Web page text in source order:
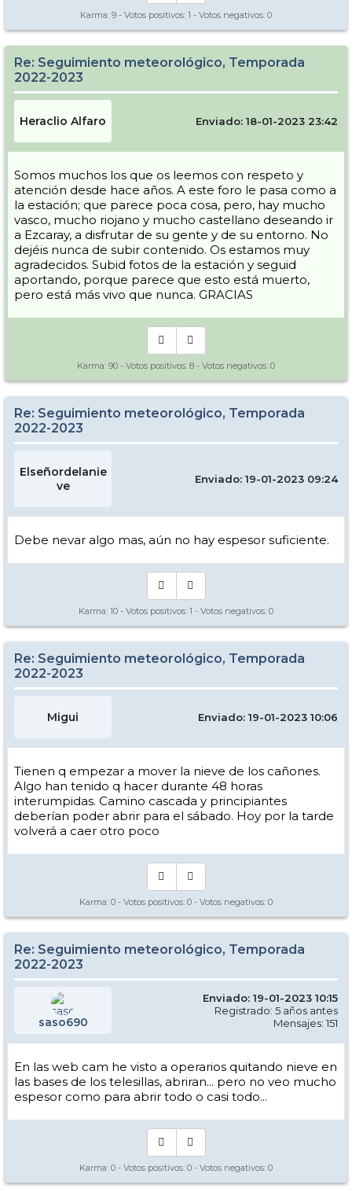
Karma: 9 - Votos positivos: 1 - Votos negativos: 0
Re: Seguimiento meteorológico, Temporada
2022-2023
Heraclio Alfaro Enviado: 18-01-2023 23:42
Somos muchos los que os leemos con respeto y
atención desde hace años. A este foro le pasa como a
la estación; que parece poca cosa, pero, hay mucho
vasco, mucho riojano y mucho castellano deseando ir
a Ezcaray, a disfrutar de su gente y de su entorno. No
dejéis nunca de subir contenido. Os estamos muy
agradecidos. Subid fotos de la estación y seguid
aportando, porque parece que esto está muerto,
pero está más vivo que nunca. GRACIAS
Karma: 90 - Votos positivos: 8 - Votos negativos: 0
Re: Seguimiento meteorológico, Temporada
2022-2023
Elseñordelanie
ve
Enviado: 19-01-2023 09:24
Debe nevar algo mas, aún no hay espesor suficiente.
Karma: 10 - Votos positivos: 1 - Votos negativos: 0
Re: Seguimiento meteorológico, Temporada
2022-2023
Migui Enviado: 19-01-2023 10:06
Tienen q empezar a mover la nieve de los cañones.
Algo han tenido q hacer durante 48 horas
interumpidas. Camino cascada y principiantes
deberían poder abrir para el sábado. Hoy por la tarde
volverá a caer otro poco
Karma: 0 - Votos positivos: 0 - Votos negativos: 0
Re: Seguimiento meteorológico, Temporada
2022-2023
saso690
Enviado: 19-01-2023 10:15
Registrado: 5 años antes
Mensajes: 151
En las web cam he visto a operarios quitando nieve en
las bases de los telesillas, abriran... pero no veo mucho
espesor como para abrir todo o casi todo...
Karma: 0 - Votos positivos: 0 - Votos negativos: 0